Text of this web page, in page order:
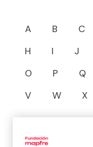
A B C
H
I J
O
P Q
V
W X